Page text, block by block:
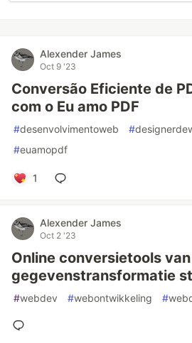
Alexender James
Oct 9 '23
Conversão Eficiente de
com o Eu amo PDF
#desenvolvimentoweb #
#euamopdf
1
Alexender James
Oct 2 '23
Online conversietools van
gegevenstransformatie
#webdev #webontwikkeling #